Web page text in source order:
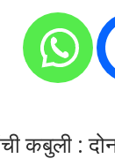
कबुली :